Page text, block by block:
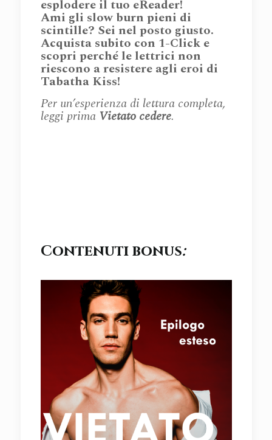
esplodere il tuo eReader!
Ami gli slow burn pieni di
scintille? Sei nel posto giusto.
Acquista subito con 1-Click e
scopri perché le lettrici non
riescono a resistere agli eroi di
Tabatha Kiss!
Per un’esperienza di lettura completa,
leggi prima Vietato cedere.
Contenuti bonus: